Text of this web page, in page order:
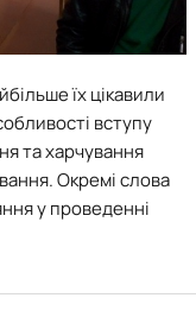
їх цікавили
вступу
та харчування
Окремі слова
у проведенні